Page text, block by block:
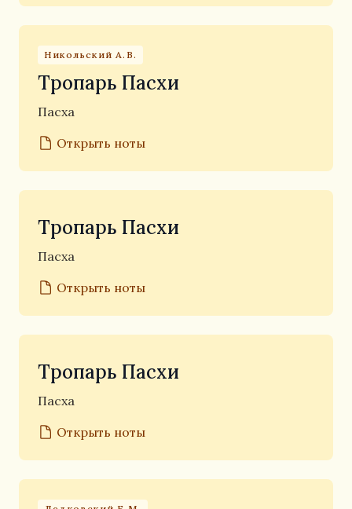
Никольский А.В.
Тропарь Пасхи
Пасха
Открыть ноты
Тропарь Пасхи
Пасха
Открыть ноты
Тропарь Пасхи
Пасха
Открыть ноты